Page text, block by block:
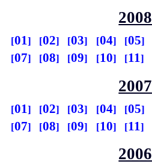
2008
01 02 03 04 05
07
08 09 10 11
2007
01 02 03 04 05
07
08 09 10 11
2006